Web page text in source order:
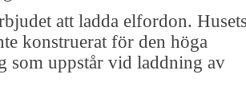
att ladda elfordon.
konstruerat för den höga
som uppstår vid laddning av